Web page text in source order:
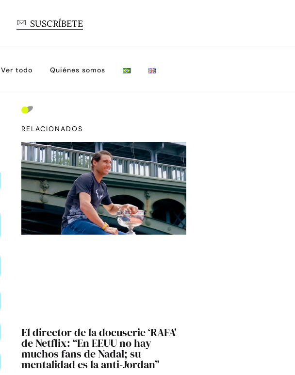
SUSCRÍBETE
Ver todo Quiénes somos
RELACIONADOS
El director de la docuserie ‘RAFA’
de Netflix: “En EEUU no hay
muchos fans de Nadal; su
mentalidad es la anti-Jordan”